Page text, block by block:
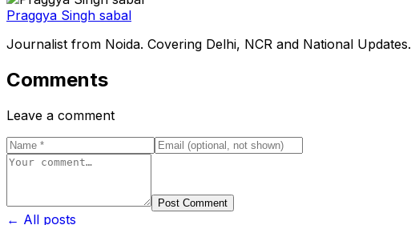
Praggya Singh sabal
Journalist from Noida. Covering Delhi, NCR and National Updates.
Comments
Leave a comment
Post Comment
← All posts